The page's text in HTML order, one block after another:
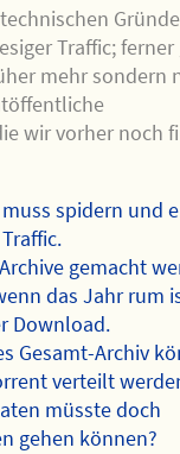
Traffic;
mehr sondern
wir vorher noch
spidern und
gemacht
das Jahr rum
Download.
Gesamt-Archiv
verteilt
müsste doch
gehen können?